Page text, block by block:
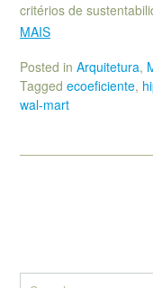
critérios de
MAIS
Posted in Arquitetura,
Tagged ecoeficiente,
wal-mart